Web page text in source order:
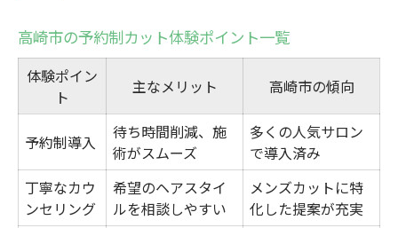
高崎市の予約制カット体験ポイント一覧
体験ポイン
ト
主なメリット 高崎市の傾向
予約制導入
待ち時間削減、施
術がスムーズ
多くの人気サロン
で導入済み
丁寧なカウ
ンセリング
希望のヘアスタイ
ルを相談しやすい
メンズカットに特
化した提案が充実